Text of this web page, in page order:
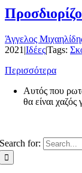
Άγγελος
2021 |Ιδέες|Tags:
Περισσότερα
Αυτός που
θα είναι χαζός
Search for: